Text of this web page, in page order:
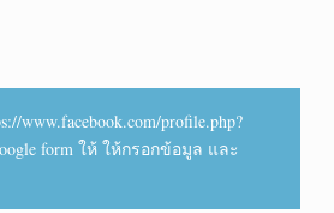
www.facebook.com/profile.php?
form ให้ ให้กรอกข้อมูล และ